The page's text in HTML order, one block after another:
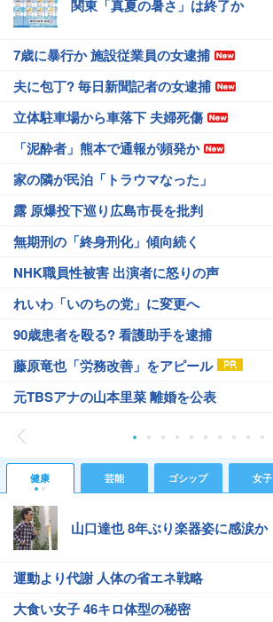
関東「真夏の暑さ」は終了か
7歳に暴行か 施設従業員の女逮捕
夫に包丁? 毎日新聞記者の女逮捕
立体駐車場から車落下 夫婦死傷
「泥酔者」熊本で通報が頻発か
家の隣が民泊「トラウマなった」
露 原爆投下巡り広島市長を批判
無期刑の「終身刑化」傾向続く
NHK職員性被害 出演者に怒りの声
れいわ「いのちの党」に変更へ
90歳患者を殴る? 看護助手を逮捕
藤原竜也「労務改善」をアピール
元TBSアナの山本里菜 離婚を公表
健康 芸能 ゴシップ 女子
山口達也 8年ぶり楽器姿に感涙か
運動より代謝 人体の省エネ戦略
大食い女子 46キロ体型の秘密